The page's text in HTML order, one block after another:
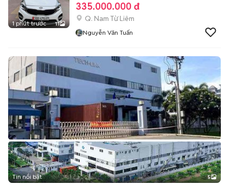
1 phút trước 11
335.000.000 đ
Q. Nam Từ Liêm
Nguyễn Văn Tuấn
Tin nổi bật 5